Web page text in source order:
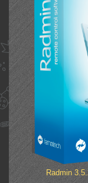
Radmin